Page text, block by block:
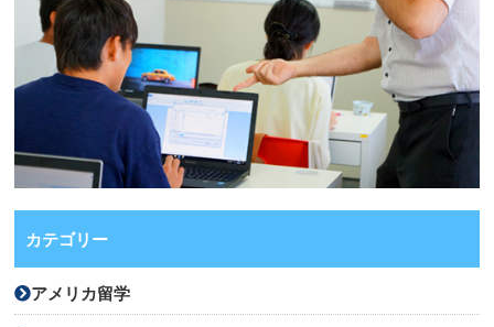
カテゴリー
アメリカ留学